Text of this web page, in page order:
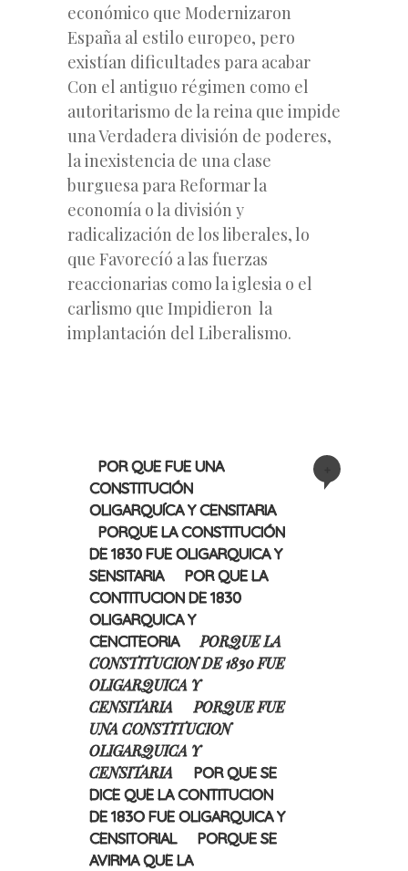
económico que Modernizaron
España al estilo europeo, pero
existían dificultades para acabar
Con el antiguo régimen como el
autoritarismo de la reina que impide
una Verdadera división de poderes,
la inexistencia de una clase
burguesa para Reformar la
economía o la división y
radicalización de los liberales, lo
que Favorecíó a las fuerzas
reaccionarias como la iglesia o el
carlismo que Impidieron la
implantación del Liberalismo.
POR QUE FUE UNA
CONSTITUCIÓN
OLIGARQUÍCA Y CENSITARIA
PORQUE LA CONSTITUCIÓN
DE 1830 FUE OLIGARQUICA Y
SENSITARIA
POR QUE LA
CONTITUCION DE 1830
OLIGARQUICA Y
CENCITEORIA
PORQUE LA
CONSTITUCION DE 1830 FUE
OLIGARQUICA Y
CENSITARIA
PORQUE FUE
UNA CONSTITUCION
OLIGARQUICA Y
CENSITARIA
POR QUE SE
DICE QUE LA CONTITUCION
DE 183O FUE OLIGARQUICA Y
CENSITORIAL
PORQUE SE
AVIRMA QUE LA